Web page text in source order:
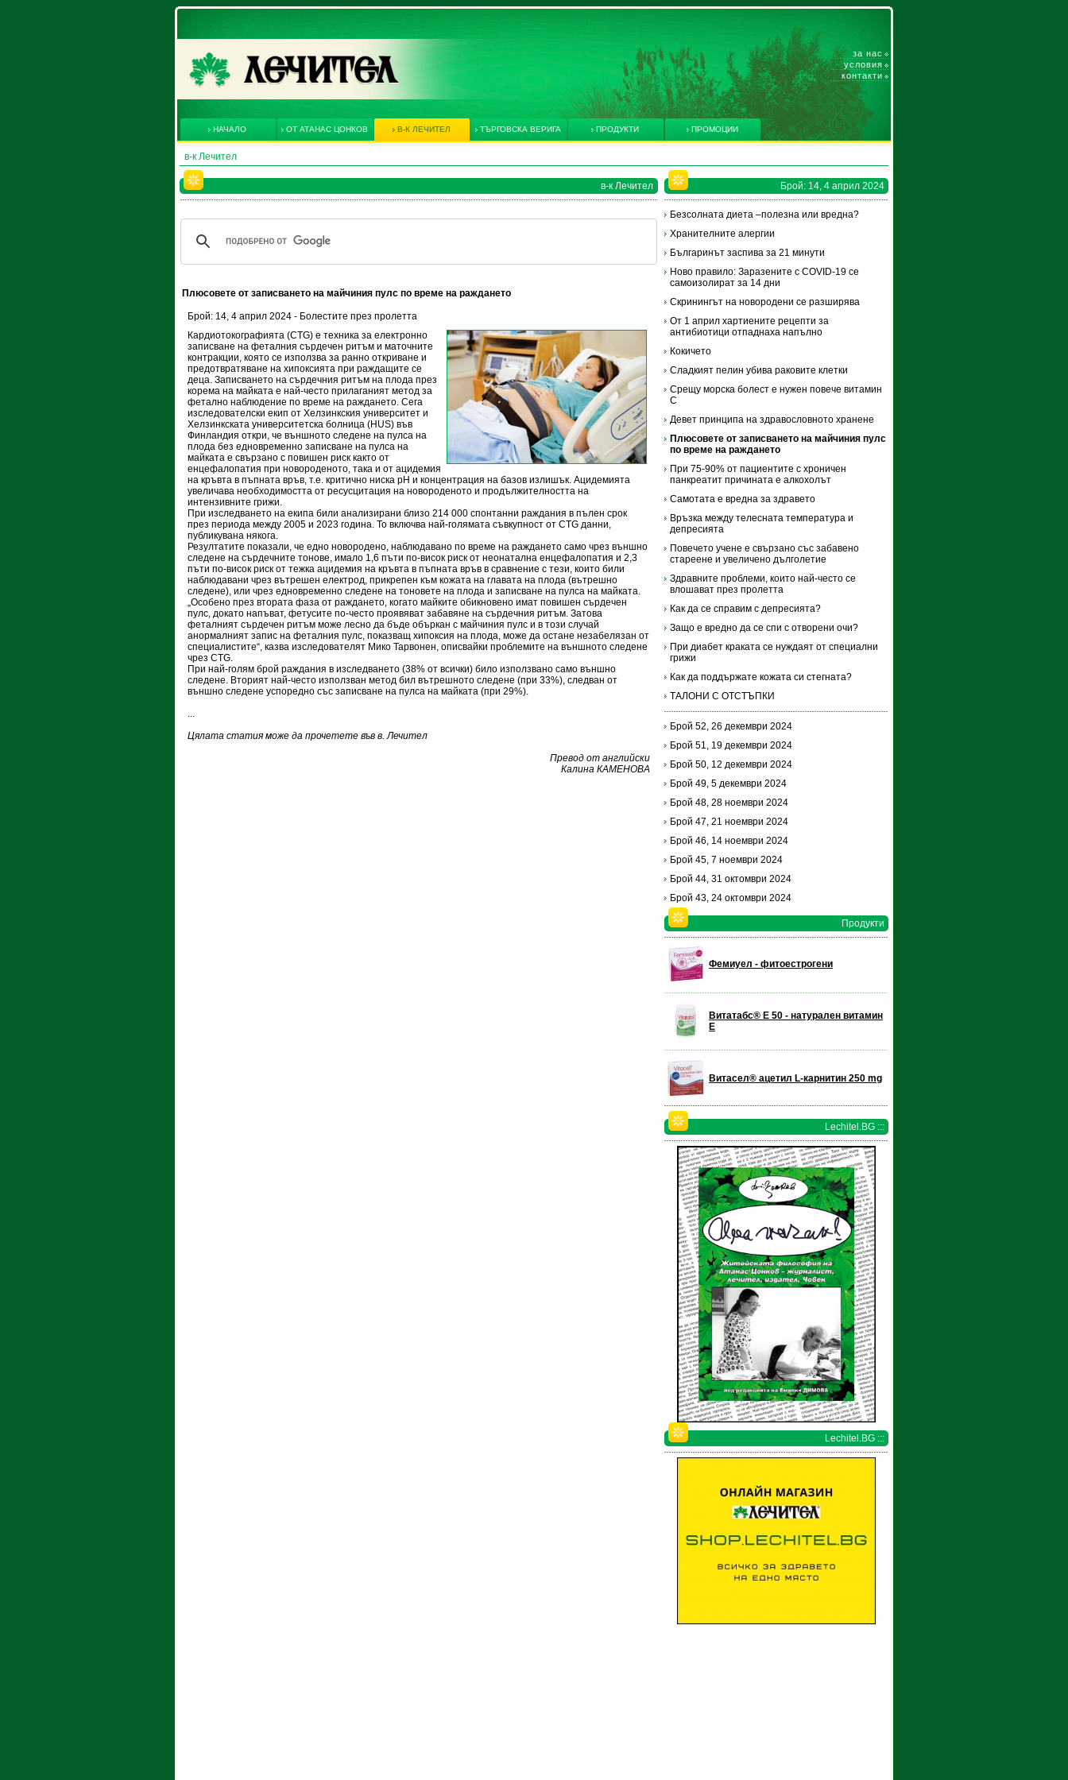
за нас
условия
контакти
НАЧАЛО ОТ АТАНАС ЦОНКОВ В-К ЛЕЧИТЕЛ ТЪРГОВСКА ВЕРИГА ПРОДУКТИ ПРОМОЦИИ
в-к Лечител
в-к Лечител
Плюсовете от записването на майчиния пулс по време на раждането
Брой: 14, 4 април 2024 - Болестите през пролетта
Кардиотокографията (CTG) е техника за електронно
записване на феталния сърдечен ритъм и маточните
контракции, която се използва за ранно откриване и
предотвратяване на хипоксията при раждащите се
деца. Записването на сърдечния ритъм на плода през
корема на майката е най-често прилаганият метод за
фетално наблюдение по време на раждането. Сега
изследователски екип от Хелзинкския университет и
Хелзинкската университетска болница (HUS) във
Финландия откри, че външното следене на пулса на
плода без едновременно записване на пулса на
майката е свързано с повишен риск както от
енцефалопатия при новороденото, така и от ацидемия
на кръвта в пъпната връв, т.е. критично ниска рН и концентрация на базов излишък. Ацидемията
увеличава необходимостта от ресусцитация на новороденото и продължителността на
интензивните грижи.
При изследването на екипа били анализирани близо 214 000 спонтанни раждания в пълен срок
през периода между 2005 и 2023 година. То включва най-голямата съвкупност от CTG данни,
публикувана някога.
Резултатите показали, че едно новородено, наблюдавано по време на раждането само чрез външно
следене на сърдечните тонове, имало 1,6 пъти по-висок риск от неонатална енцефалопатия и 2,3
пъти по-висок риск от тежка ацидемия на кръвта в пъпната връв в сравнение с тези, които били
наблюдавани чрез вътрешен електрод, прикрепен към кожата на главата на плода (вътрешно
следене), или чрез едновременно следене на тоновете на плода и записване на пулса на майката.
„Особено през втората фаза от раждането, когато майките обикновено имат повишен сърдечен
пулс, докато напъват, фетусите по-често проявяват забавяне на сърдечния ритъм. Затова
феталният сърдечен ритъм може лесно да бъде объркан с майчиния пулс и в този случай
анормалният запис на феталния пулс, показващ хипоксия на плода, може да остане незабелязан от
специалистите“, казва изследователят Мико Тарвонен, описвайки проблемите на външното следене
чрез CTG.
При най-голям брой раждания в изследването (38% от всички) било използвано само външно
следене. Вторият най-често използван метод бил вътрешното следене (при 33%), следван от
външно следене успоредно със записване на пулса на майката (при 29%).
...
Цялата статия може да прочетете във в. Лечител
Превод от английски
Калина КАМЕНОВА
Брой: 14, 4 април 2024
Безсолната диета –полезна или вредна?
Хранителните алергии
Българинът заспива за 21 минути
Ново правило: Заразените с COVID-19 се
самоизолират за 14 дни
Скринингът на новородени се разширява
От 1 април хартиените рецепти за
антибиотици отпаднаха напълно
Кокичето
Сладкият пелин убива раковите клетки
Срещу морска болест е нужен повече витамин
С
Девет принципа на здравословното хранене
Плюсовете от записването на майчиния пулс
по време на раждането
При 75-90% от пациентите с хроничен
панкреатит причината е алкохолът
Самотата е вредна за здравето
Връзка между телесната температура и
депресията
Повечето учене е свързано със забавено
стареене и увеличено дълголетие
Здравните проблеми, които най-често се
влошават през пролетта
Как да се справим с депресията?
Защо е вредно да се спи с отворени очи?
При диабет краката се нуждаят от специални
грижи
Как да поддържате кожата си стегната?
ТАЛОНИ С ОТСТЪПКИ
Брой 52, 26 декември 2024
Брой 51, 19 декември 2024
Брой 50, 12 декември 2024
Брой 49, 5 декември 2024
Брой 48, 28 ноември 2024
Брой 47, 21 ноември 2024
Брой 46, 14 ноември 2024
Брой 45, 7 ноември 2024
Брой 44, 31 октомври 2024
Брой 43, 24 октомври 2024
Продукти
Фемиуел - фитоестрогени
Витатабс® E 50 - натурален витамин
Е
Витасел® ацетил L-карнитин 250 mg
Lechitel.BG :::
Lechitel.BG :::